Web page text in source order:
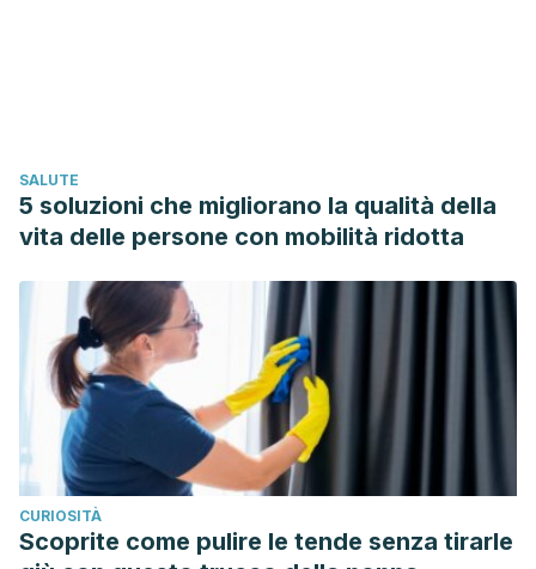
Caprnda, M., Fedotova, J., Zulli, A., Kruzliak, P., &
Büsselberg, D. (2017). Chili pepper as a body weight-loss
International journal of food sciences and
nutrition,
(4), 392–401.
https://doi.org/10.1080/09637486.2016.1258044
SALUTE
5 soluzioni che migliorano la qualità della
vita delle persone con mobilità ridotta
CURIOSITÀ
Scoprite come pulire le tende senza tirarle